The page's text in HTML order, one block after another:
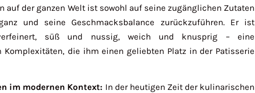
auf der ganzen Welt ist sowohl auf seine zugänglichen Zutaten
und seine Geschmacksbalance zurückzuführen. Er ist
süß und nussig, weich und knusprig – eine
Komplexitäten, die ihm einen geliebten Platz in der Patisserie
im modernen Kontext: In der heutigen Zeit der kulinarischen